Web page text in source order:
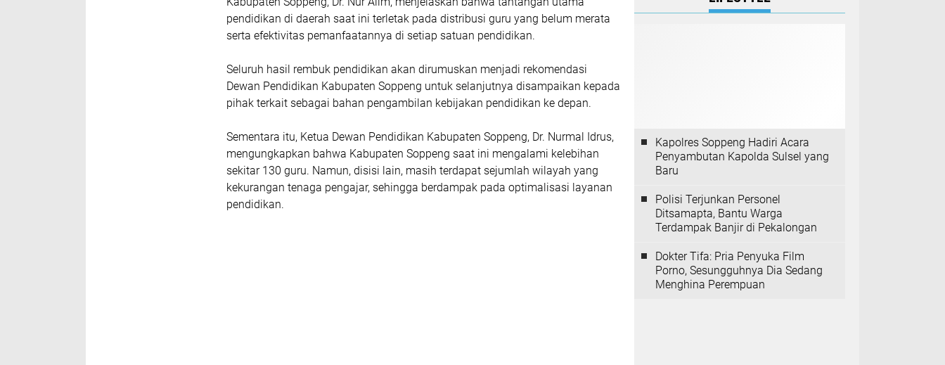
pendidikan di daerah saat ini terletak pada distribusi guru yang belum merata
serta efektivitas pemanfaatannya di setiap satuan pendidikan.
Seluruh hasil rembuk pendidikan akan dirumuskan menjadi rekomendasi
Dewan Pendidikan Kabupaten Soppeng untuk selanjutnya disampaikan kepada
pihak terkait sebagai bahan pengambilan kebijakan pendidikan ke depan.
Sementara itu, Ketua Dewan Pendidikan Kabupaten Soppeng, Dr. Nurmal Idrus,
mengungkapkan bahwa Kabupaten Soppeng saat ini mengalami kelebihan
sekitar 130 guru. Namun, disisi lain, masih terdapat sejumlah wilayah yang
kekurangan tenaga pengajar, sehingga berdampak pada optimalisasi layanan
pendidikan.
Kapolres Soppeng Hadiri Acara
Penyambutan Kapolda Sulsel yang
Baru
Polisi Terjunkan Personel
Ditsamapta, Bantu Warga
Terdampak Banjir di Pekalongan
Dokter Tifa: Pria Penyuka Film
Porno, Sesungguhnya Dia Sedang
Menghina Perempuan